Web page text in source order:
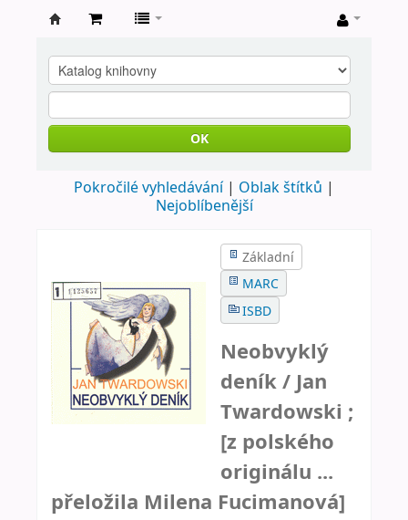
knihovna
Nové
Město
Metují
OK
Pokročilé vyhledávání
Oblak štítků
Nejoblíbenější
Základní
MARC
ISBD
Neobvyklý
deník / Jan
Twardowski ;
[z polského
originálu ...
přeložila Milena Fucimanová]